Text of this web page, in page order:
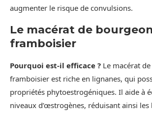
augmenter le risque de convulsions.
Le macérat de
framboisier
Pourquoi est-il efficace ? Le macérat
framboisier est riche en lignanes, qui
propriétés phytoestrogéniques. Il aide à
niveaux d’œstrogènes, réduisant ainsi les